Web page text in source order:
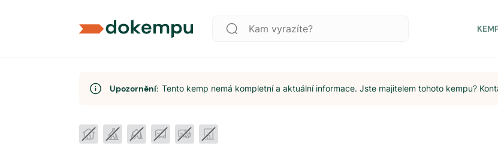
Upozornění: Tento kemp nemá kompletní a aktuální informace. Jste majitelem tohoto kempu?